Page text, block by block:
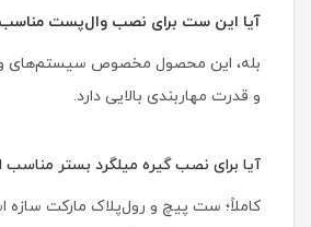
آیا این ست برای نصب وال‌پست
بله، این محصول مخصوص سیستم‌های
و قدرت مهاربندی بالایی دارد.
آیا برای نصب گیره میلگرد بستر
کاملاً؛ ست پیچ و رول‌پلاک مارکت سازه